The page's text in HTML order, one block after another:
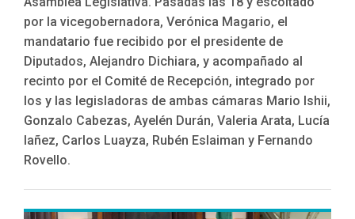
por la vicegobernadora, Verónica Magario, el
mandatario fue recibido por el presidente de
Diputados, Alejandro Dichiara, y acompañado al
recinto por el Comité de Recepción, integrado por
los y las legisladoras de ambas cámaras Mario Ishii,
Gonzalo Cabezas, Ayelén Durán, Valeria Arata, Lucía
Iañez, Carlos Luayza, Rubén Eslaiman y Fernando
Rovello.